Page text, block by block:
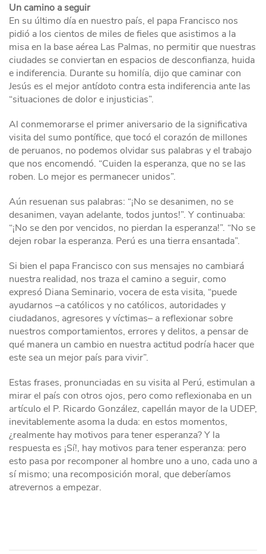
Un camino a seguir
En su último día en nuestro país, el papa Francisco nos
pidió a los cientos de miles de fieles que asistimos a la
misa en la base aérea Las Palmas, no permitir que nuestras
ciudades se conviertan en espacios de desconfianza, huida
e indiferencia. Durante su homilía, dijo que caminar con
Jesús es el mejor antídoto contra esta indiferencia ante las
“situaciones de dolor e injusticias”.
Al conmemorarse el primer aniversario de la significativa
visita del sumo pontífice, que tocó el corazón de millones
de peruanos, no podemos olvidar sus palabras y el trabajo
que nos encomendó. “Cuiden la esperanza, que no se las
roben. Lo mejor es permanecer unidos”.
Aún resuenan sus palabras: “¡No se desanimen, no se
desanimen, vayan adelante, todos juntos!”. Y continuaba:
“¡No se den por vencidos, no pierdan la esperanza!”. “No se
dejen robar la esperanza. Perú es una tierra ensantada”.
Si bien el papa Francisco con sus mensajes no cambiará
nuestra realidad, nos traza el camino a seguir, como
expresó Diana Seminario, vocera de esta visita, “puede
ayudarnos –a católicos y no católicos, autoridades y
ciudadanos, agresores y víctimas– a reflexionar sobre
nuestros comportamientos, errores y delitos, a pensar de
qué manera un cambio en nuestra actitud podría hacer que
este sea un mejor país para vivir”.
Estas frases, pronunciadas en su visita al Perú, estimulan a
mirar el país con otros ojos, pero como reflexionaba en un
artículo el P. Ricardo González, capellán mayor de la UDEP,
inevitablemente asoma la duda: en estos momentos,
¿realmente hay motivos para tener esperanza? Y la
respuesta es ¡Sí!, hay motivos para tener esperanza: pero
esto pasa por recomponer al hombre uno a uno, cada uno a
sí mismo; una recomposición moral, que deberíamos
atrevernos a empezar.